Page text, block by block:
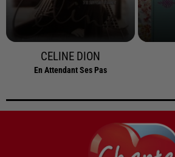
CELINE DION
En Attendant Ses Pas